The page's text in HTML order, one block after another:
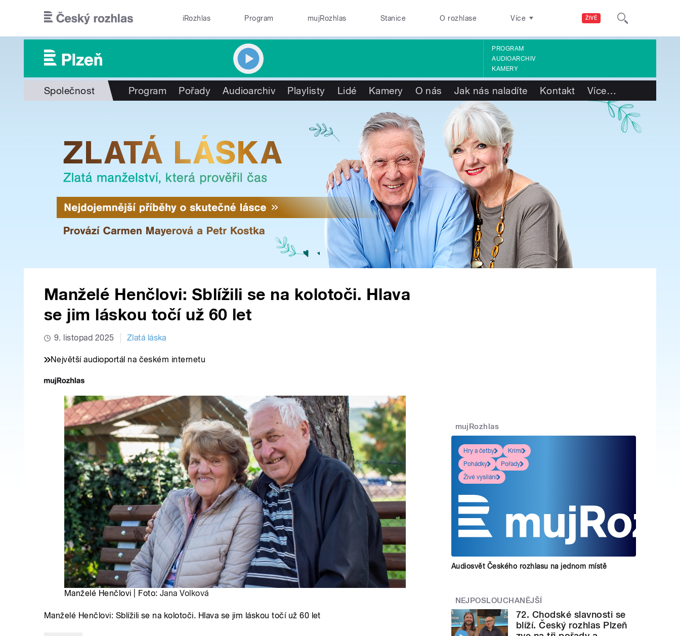
ŽIVĚ
iRozhlas Program mujRozhlas Stanice O rozhlase Více
PROGRAM
AUDIOARCHIV
KAMERY
Společnost Program Pořady Audioarchiv Playlisty Lidé Kamery O nás Jak nás naladíte Kontakt Více…
Manželé Henčlovi: Sblížili se na kolotoči. Hlava
se jim láskou točí už 60 let
9. listopad 2025 Zlatá láska
Největší audioportál na českém internetu
Manželé Henčlovi | Foto: Jana Volková
Manželé Henčlovi: Sblížili se na kolotoči. Hlava se jim láskou točí už 60 let
mujRozhlas
Hry a četby
Krimi
Pohádky
Pořady
Živé vysílání
Audiosvět Českého rozhlasu na jednom místě
NEJPOSLOUCHANĚJŠÍ
72. Chodské slavnosti se
blíží. Český rozhlas Plzeň